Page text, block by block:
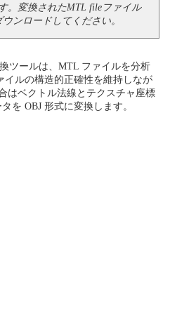
。変換されたMTL fileファイル
ンロードしてください。
ツールは、MTL ファイルを分析
イルの構造的正確性を維持しなが
はベクトル法線とテクスチャ座標
を OBJ 形式に変換します。